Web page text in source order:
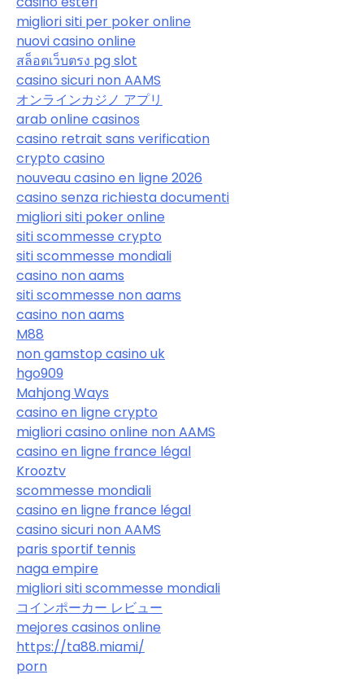
migliori siti per poker online
nuovi casino online
สล็อตเว็บตรง pg slot
casino sicuri non AAMS
オンラインカジノ アプリ
arab online casinos
casino retrait sans verification
crypto casino
nouveau casino en ligne 2026
casino senza richiesta documenti
migliori siti poker online
siti scommesse crypto
siti scommesse mondiali
casino non aams
siti scommesse non aams
casino non aams
M88
non gamstop casino uk
hgo909
Mahjong Ways
casino en ligne crypto
migliori casino online non AAMS
casino en ligne france légal
Krooztv
scommesse mondiali
casino en ligne france légal
casino sicuri non AAMS
paris sportif tennis
naga empire
migliori siti scommesse mondiali
コインポーカー レビュー
mejores casinos online
https://ta88.miami/
porn